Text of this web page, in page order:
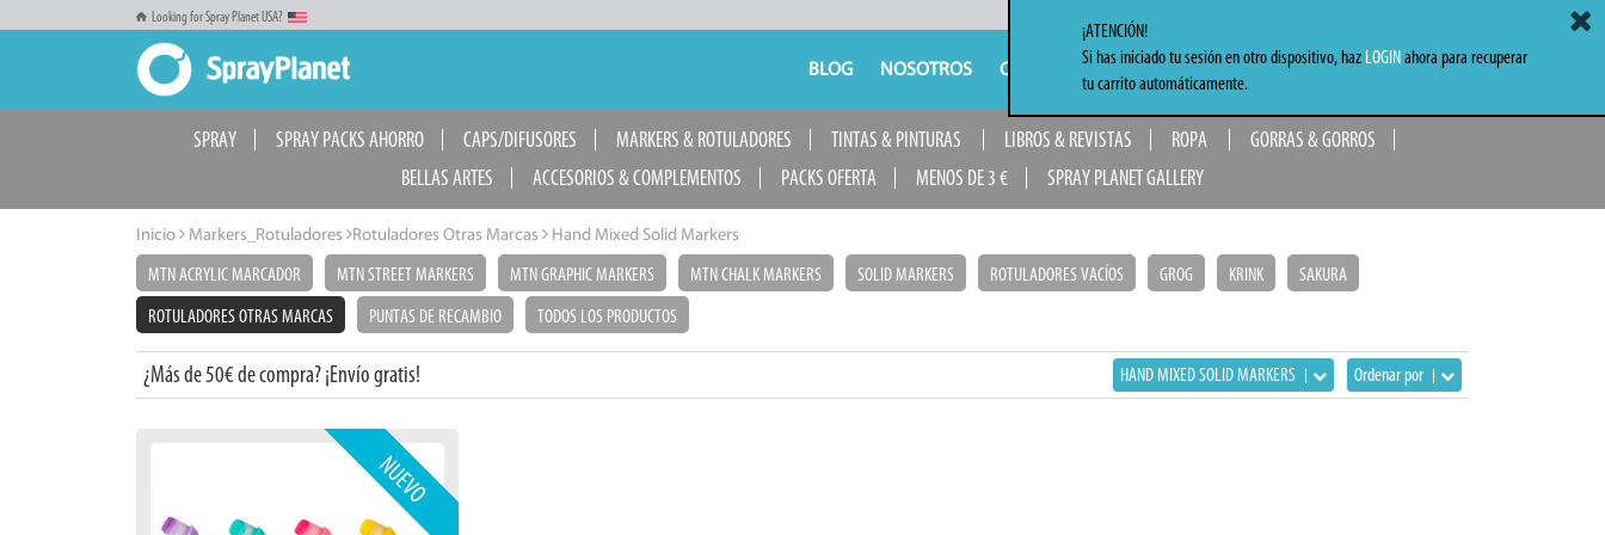
Looking for Spray Planet USA?
BLOG NOSOTROS CONTACTO
SPRAY SPRAY PACKS AHORRO CAPS/DIFUSORES MARKERS & ROTULADORES TINTAS & PINTURAS LIBROS & REVISTAS ROPA
GORRAS & GORROS
BELLAS ARTES
ACCESORIOS & COMPLEMENTOS PACKS OFERTA MENOS DE 3 € SPRAY PLANET GALLERY
Inicio Markers_Rotuladores Rotuladores Otras Marcas Hand Mixed Solid Markers
MTN ACRYLIC MARCADOR MTN STREET MARKERS MTN GRAPHIC MARKERS MTN CHALK MARKERS SOLID MARKERS ROTULADORES VACÍOS GROG KRINK
SAKURA
ROTULADORES OTRAS MARCAS
PUNTAS DE RECAMBIO TODOS LOS PRODUCTOS
¿Más de 50€ de compra? ¡Envío gratis! Ordenar por
HAND MIXED SOLID MARKERS
¡ATENCIÓN!
Si has iniciado tu sesión en otro dispositivo, haz LOGINahora para recuperar
tu carrito automáticamente.